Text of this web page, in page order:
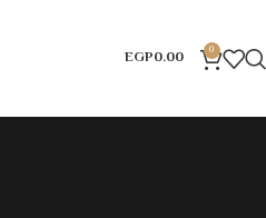
0
EGP0.00